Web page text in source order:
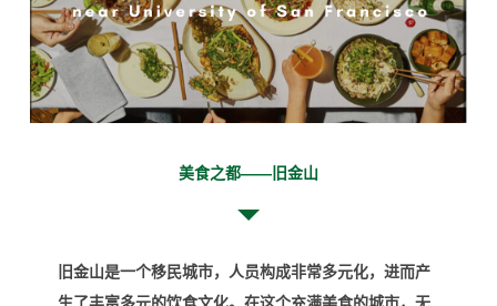
美食之都——旧金山
旧金山是一个移民城市，人员构成非常多元化，进而产